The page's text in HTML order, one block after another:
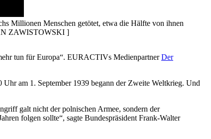
Millionen Menschen getötet, etwa die Hälfte von ihnen
ZAWISTOWSKI ]
tun für Europa“. EURACTIVs MedienpartnerDer
am 1. September 1939 begann der Zweite Weltkrieg. Und
galt nicht der polnischen Armee, sondern der
folgen sollte“, sagte Bundespräsident Frank-Walter